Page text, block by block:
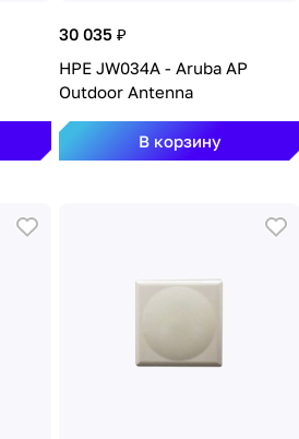
30 035 ₽
HPE JW034A - Aruba AP
Outdoor Antenna
В корзину